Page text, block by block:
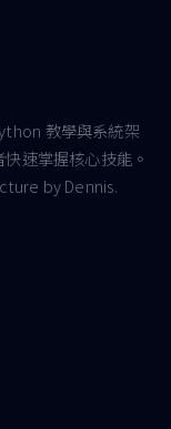
教學與系統架
速掌握核心技能。
by Dennis.